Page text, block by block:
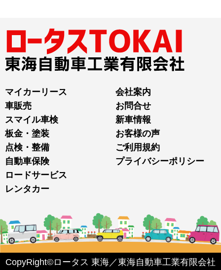
マイカーリース
車販売
スマイル車検
板金・塗装
点検・整備
自動車保険
ロードサービス
レンタカー
会社案内
お問合せ
新車情報
お客様の声
ご利用規約
プライバシーポリシー
CopyRight©ロータス 東海／東海自動車工業有限会社